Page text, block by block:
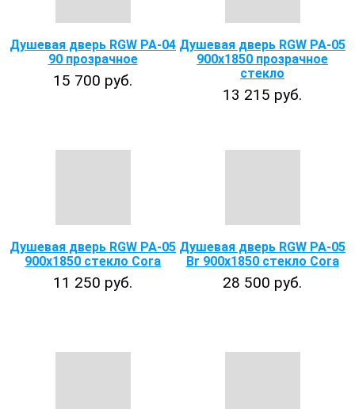
Душевая дверь RGW PA-04
90 прозрачное
15 700 руб.
Душевая дверь RGW РА-05
900x1850 прозрачное
стекло
13 215 руб.
Душевая дверь RGW РА-05
900x1850 стекло Cora
11 250 руб.
Душевая дверь RGW РА-05
Br 900x1850 стекло Cora
28 500 руб.